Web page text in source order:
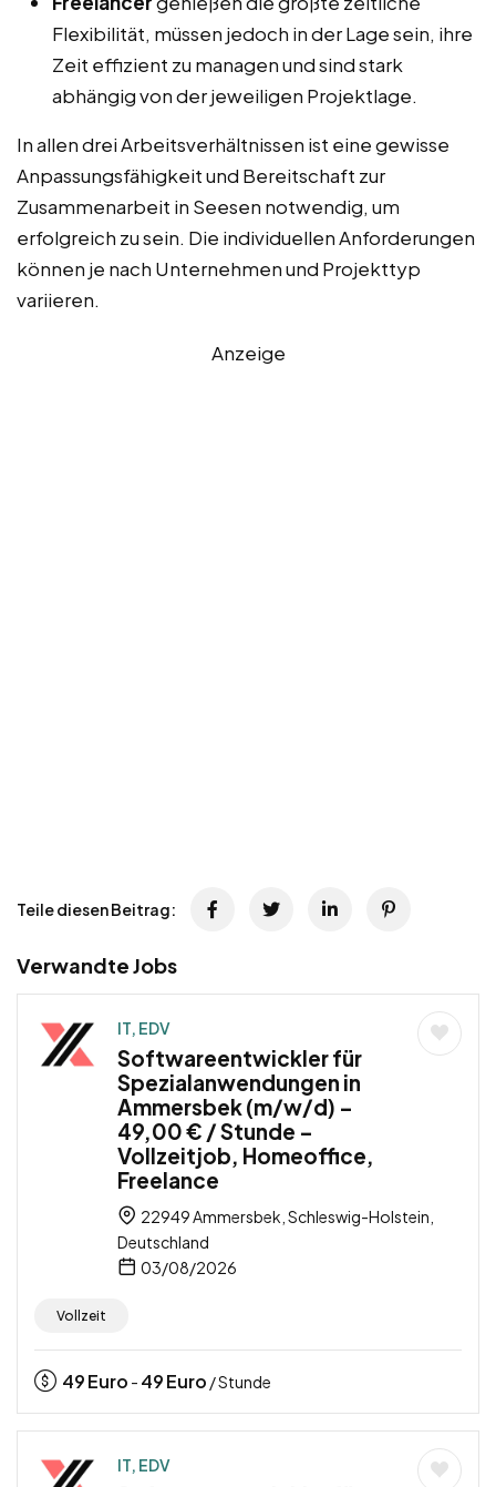
Flexibilität, müssen jedoch in der Lage sein, ihre
Zeit effizient zu managen und sind stark
abhängig von der jeweiligen Projektlage.
In allen drei Arbeitsverhältnissen ist eine gewisse
Anpassungsfähigkeit und Bereitschaft zur
Zusammenarbeit in Seesen notwendig, um
erfolgreich zu sein. Die individuellen Anforderungen
können je nach Unternehmen und Projekttyp
variieren.
Anzeige
Teile diesen Beitrag:
Verwandte Jobs
IT, EDV
Softwareentwickler für
Spezialanwendungen in
Ammersbek (m/w/d) –
49,00 € / Stunde –
Vollzeitjob, Homeoffice,
Freelance
22949 Ammersbek, Schleswig-Holstein,
Deutschland
03/08/2026
Vollzeit
49Euro - 49Euro / Stunde
IT, EDV